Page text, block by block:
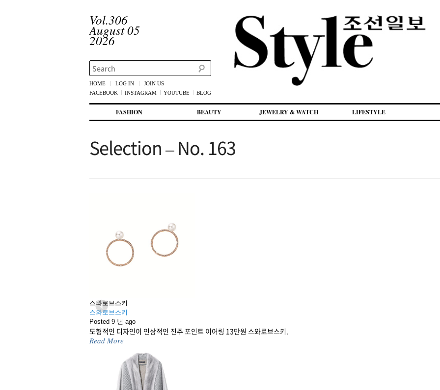
Vol.306
August 05
2026
Search
HOME LOG IN
JOIN US
FACEBOOK
INSTAGRAM YOUTUBE BLOG
첫번째 컨텐츠로 뛰어넘기
두번째 컨텐츠로 뛰어넘기
FASHION BEAUTY JEWELRY & WATCH LIFESTYLE
Selection – No. 163
스와로브스키
스와로브스키
Posted 9 년 ago
도형적인 디자인이 인상적인 진주 포인트 이어링 13만원 스와로브스키.
Read More
Previous